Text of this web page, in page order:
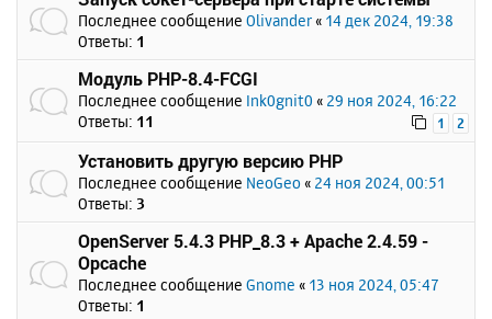
Последнее сообщение Olivander « 14 дек 2024, 19:38
Ответы: 1
Модуль PHP-8.4-FCGI
Последнее сообщение Ink0gnit0 « 29 ноя 2024, 16:22
Ответы: 11 1 2
Установить другую версию PHP
Последнее сообщение NeoGeo « 24 ноя 2024, 00:51
Ответы: 3
OpenServer 5.4.3 PHP_8.3 + Apache 2.4.59 -
Opcache
Последнее сообщение Gnome « 13 ноя 2024, 05:47
Ответы: 1